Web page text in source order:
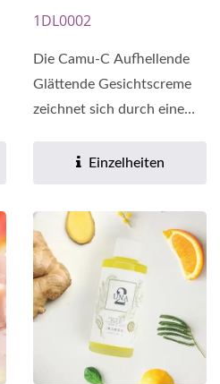
1DL0002
Die Camu-C Aufhellende
Glättende Gesichtscreme
zeichnet sich durch eine
Einzelheiten